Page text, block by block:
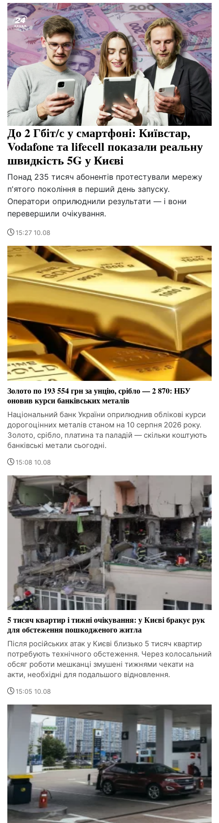
До 2 Гбіт/с у смартфоні: Київстар,
Vodafone та lifecell показали реальну
швидкість 5G у Києві
Понад 235 тисяч абонентів протестували мережу
п'ятого покоління в перший день запуску.
Оператори оприлюднили результати — і вони
перевершили очікування.
15:27 10.08
Золото по 193 554 грн за унцію, срібло — 2 870: НБУ
оновив курси банківських металів
Національний банк України оприлюднив облікові курси
дорогоцінних металів станом на 10 серпня 2026 року.
Золото, срібло, платина та паладій — скільки коштують
банківські метали сьогодні.
15:08 10.08
5 тисяч квартир і тижні очікування: у Києві бракує рук
для обстеження пошкодженого житла
Після російських атак у Києві близько 5 тисяч квартир
потребують технічного обстеження. Через колосальний
обсяг роботи мешканці змушені тижнями чекати на
акти, необхідні для подальшого відновлення.
15:05 10.08